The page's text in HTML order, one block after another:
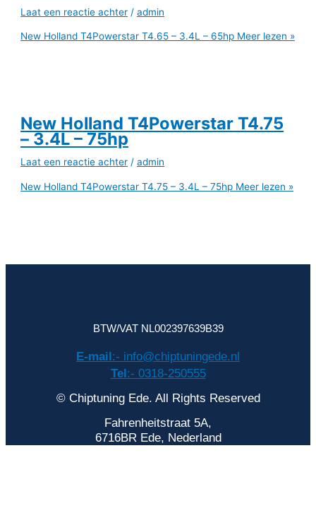
Laat een reactie achter /admin
New Holland T4Powerstar T4.65 – 3.4L – 65hp Meer lezen »
New Holland T4Powerstar T4.75
– 3.4L – 75hp
Laat een reactie achter /admin
New Holland T4Powerstar T4.75 – 3.4L – 75hp Meer lezen »
BTW/VAT NL002397639B39
E-mail:- info@chiptuningede.nl
Tel:- 0318-250555
© Chiptuning Ede. All Rights Reserved
Fahrenheitstraat 5A,
6716BR Ede, Nederland